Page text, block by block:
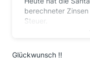
berechneter
Steuer.
Werdegang:
Glückwunsch !!